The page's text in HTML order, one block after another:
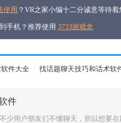
使用 ？VR之家小编十二分诚意等待
手机？推荐使用 3733游戏盒
件大全 找话题聊天技巧和话术软
件
少用户朋友们不懂聊天，所以想要